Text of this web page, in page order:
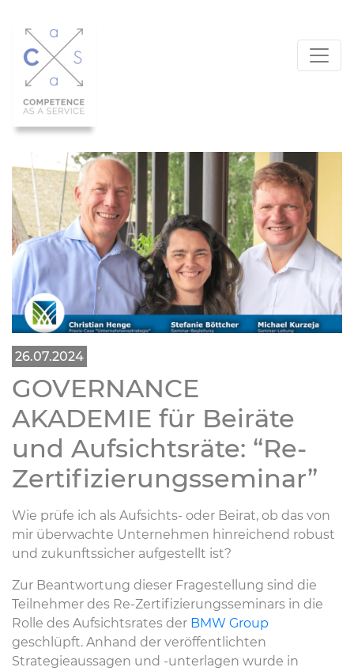
26.07.2024
GOVERNANCE
AKADEMIE für Beiräte
und Aufsichtsräte: “Re-
Zertifizierungsseminar”
Wie prüfe ich als Aufsichts- oder Beirat, ob das von
mir überwachte Unternehmen hinreichend robust
und zukunftssicher aufgestellt ist?
Zur Beantwortung dieser Fragestellung sind die
Teilnehmer des Re-Zertifizierungsseminars in die
Rolle des Aufsichtsrates der BMW Group
geschlüpft. Anhand der veröffentlichten
Strategieaussagen und -unterlagen wurde in